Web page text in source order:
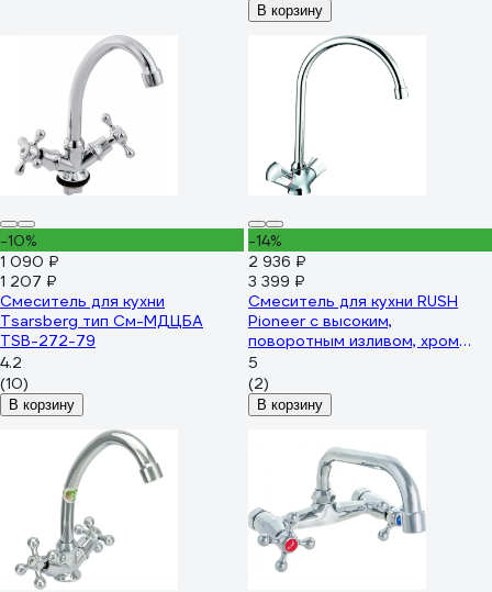
В корзину
-10%
1 090 ₽
1 207 ₽
Смеситель для кухни
Tsarsberg тип См-МДЦБА
TSB-272-79
4.2
(10)
В корзину
-14%
2 936 ₽
3 399 ₽
Смеситель для кухни RUSH
Pioneer с высоким,
поворотным изливом, хром
PI7950-23
5
(2)
В корзину